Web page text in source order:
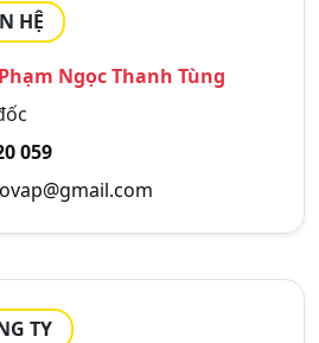
HỆ
Ngọc Thanh Tùng
059
TY